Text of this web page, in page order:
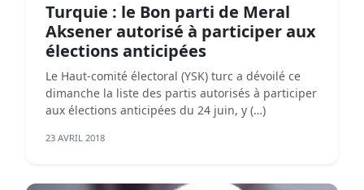
Turquie : le Bon parti de Meral
Aksener autorisé à participer aux
élections anticipées
Le Haut-comité électoral (YSK) turc a dévoilé ce
dimanche la liste des partis autorisés à participer
aux élections anticipées du 24 juin, y (…)
23 AVRIL 2018